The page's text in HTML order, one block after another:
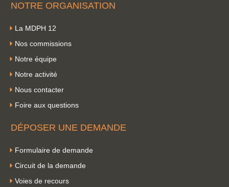
NOTRE ORGANISATION
La MDPH 12
Nos commissions
Notre équipe
Notre activité
Nous contacter
Foire aux questions
DÉPOSER UNE DEMANDE
Formulaire de demande
Circuit de la demande
Voies de recours